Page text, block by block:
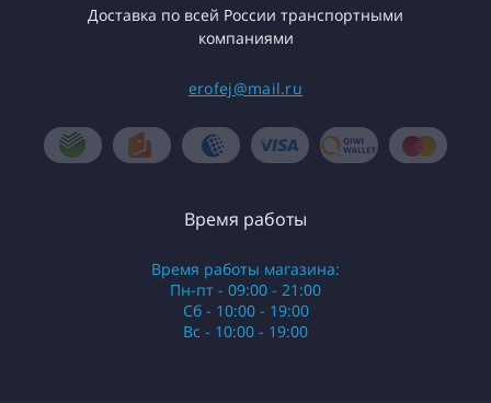
Доставка по всей России транспортными
компаниями
erofej@mail.ru
Время работы
Время работы магазина:
Пн-пт - 09:00 - 21:00
Сб - 10:00 - 19:00
Вс - 10:00 - 19:00